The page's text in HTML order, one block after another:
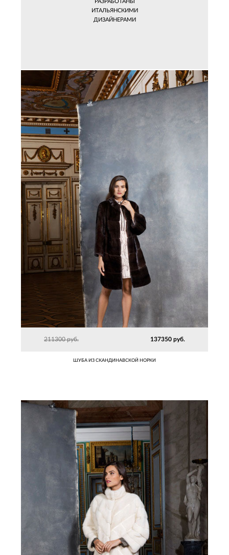
РАЗРАБОТАНЫ
ИТАЛЬЯНСКИМИ
ДИЗАЙНЕРАМИ
ШУБА ИЗ СКАНДИНАВСКОЙ НОРКИ
211300 руб. 137350 руб.